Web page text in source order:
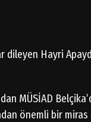
dileyen Hayri
MÜSİAD
önemli bir